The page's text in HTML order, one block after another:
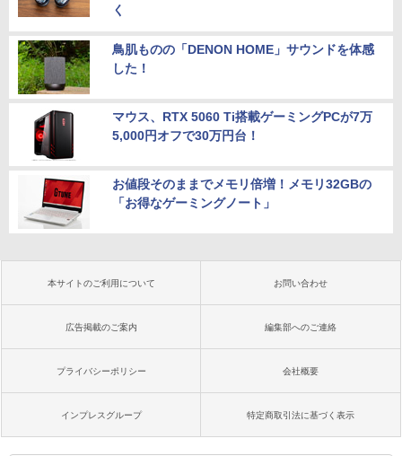
く
鳥肌ものの「DENON HOME」サウンドを体感
した！
マウス、RTX 5060 Ti搭載ゲーミングPCが7万
5,000円オフで30万円台！
お値段そのままでメモリ倍増！メモリ32GBの
「お得なゲーミングノート」
本サイトのご利用について お問い合わせ
広告掲載のご案内 編集部へのご連絡
プライバシーポリシー 会社概要
インプレスグループ 特定商取引法に基づく表示